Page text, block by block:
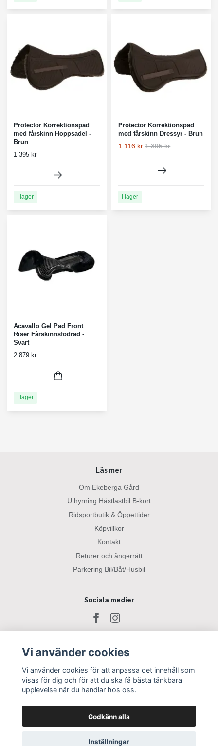
Protector Korrektionspad
med fårskinn Hoppsadel -
Brun
1 395 kr
I lager
Protector Korrektionspad
med fårskinn Dressyr - Brun
1 116 kr 1 395 kr
I lager
Acavallo Gel Pad Front
Riser Fårskinnsfodrad -
Svart
2 879 kr
I lager
Läs mer
Om Ekeberga Gård
Uthyrning Hästlastbil B-kort
Ridsportbutik & Öppettider
Köpvillkor
Kontakt
Returer och ångerrätt
Parkering Bil/Båt/Husbil
Sociala medier
Vi använder cookies
Vi använder cookies för att anpassa det innehåll som
visas för dig och för att du ska få bästa tänkbara
upplevelse när du handlar hos oss.
Godkänn alla
Inställningar